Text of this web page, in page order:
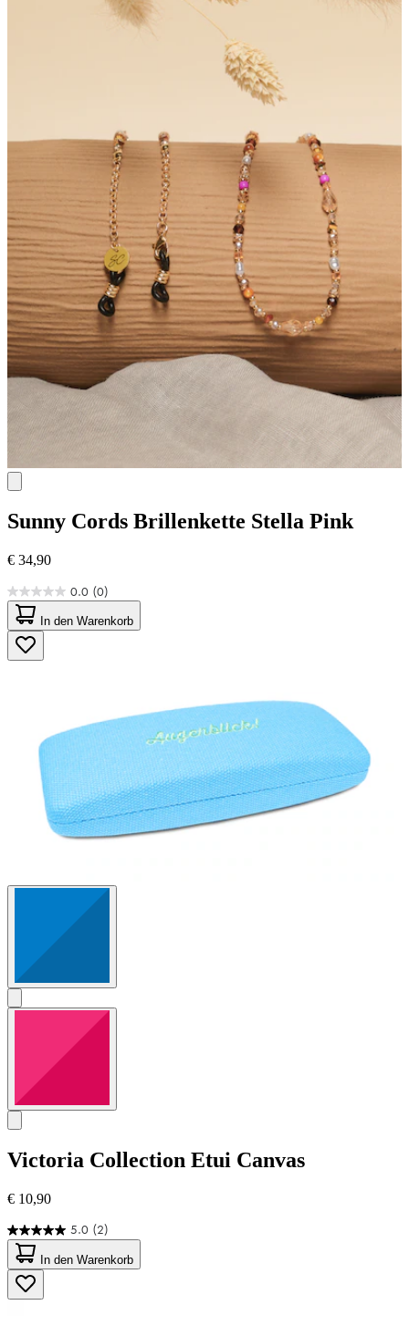
Sunny Cords Brillenkette Stella Pink
€ 34,90
0.0 (0)
0.0
von
5
Sternen.
In den Warenkorb
Victoria Collection Etui Canvas
€ 10,90
5.0 (2)
5.0
von
5
Sternen.
2
In den Warenkorb